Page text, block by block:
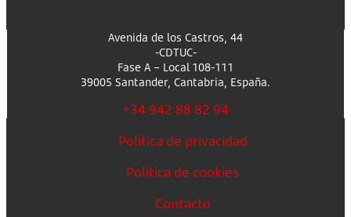
Avenida de los Castros, 44
-CDTUC-
Fase A – Local 108-111
39005 Santander, Cantabria, España.
+34 942 88 82 94
Política de privacidad
Política de cookies
Contacto